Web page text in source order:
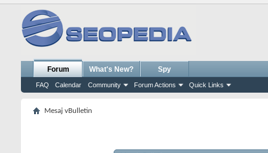
Forum
FAQ Calendar Community Forum Actions Quick Links
What's New? Spy
Mesaj vBulletin